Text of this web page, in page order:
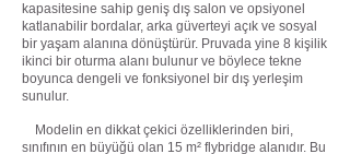
kapasitesine sahip geniş dış salon ve opsiyonel
katlanabilir bordalar, arka güverteyi açık ve sosyal
bir yaşam alanına dönüştürür. Pruvada yine 8 kişilik
ikinci bir oturma alanı bulunur ve böylece tekne
boyunca dengeli ve fonksiyonel bir dış yerleşim
sunulur.
Modelin en dikkat çekici özelliklerinden biri,
sınıfının en büyüğü olan 15 m² flybridge alanıdır. Bu